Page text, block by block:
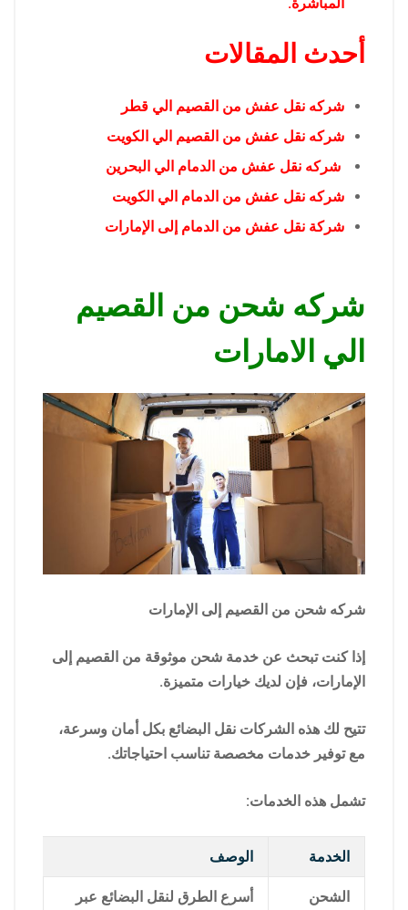
أحدث المقالات
شركه نقل عفش من القصيم الي قطر
شركه نقل عفش من القصيم الي الكويت
شركه نقل عفش من الدمام الي البحرين
شركه نقل عفش من الدمام الي الكويت
شركة نقل عفش من الدمام إلى الإمارات
شركه شحن من القصيم
الي الامارات
شركه شحن من القصيم إلى الإمارات
إذا كنت تبحث عن خدمة شحن موثوقة من القصيم إلى
الإمارات، فإن لديك خيارات متميزة.
تتيح لك هذه الشركات نقل البضائع بكل أمان وسرعة،
مع توفير خدمات مخصصة تناسب احتياجاتك.
تشمل هذه الخدمات:
الخدمة الوصف
الشحن
أسرع الطرق لنقل البضائع عبر